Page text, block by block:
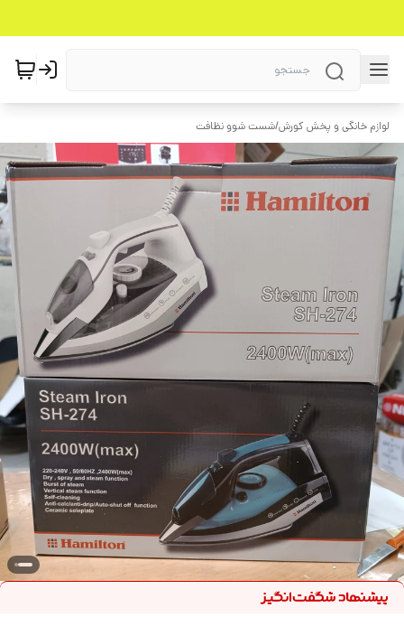
لوازم خانگی و پخش کورش/شست شوو نظافت